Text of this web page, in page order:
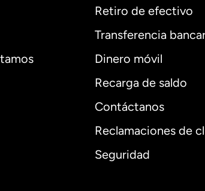
Retiro de efectivo
Transferencia
Dinero móvil
Recarga de saldo
Contáctanos
Reclamaciones de
Seguridad